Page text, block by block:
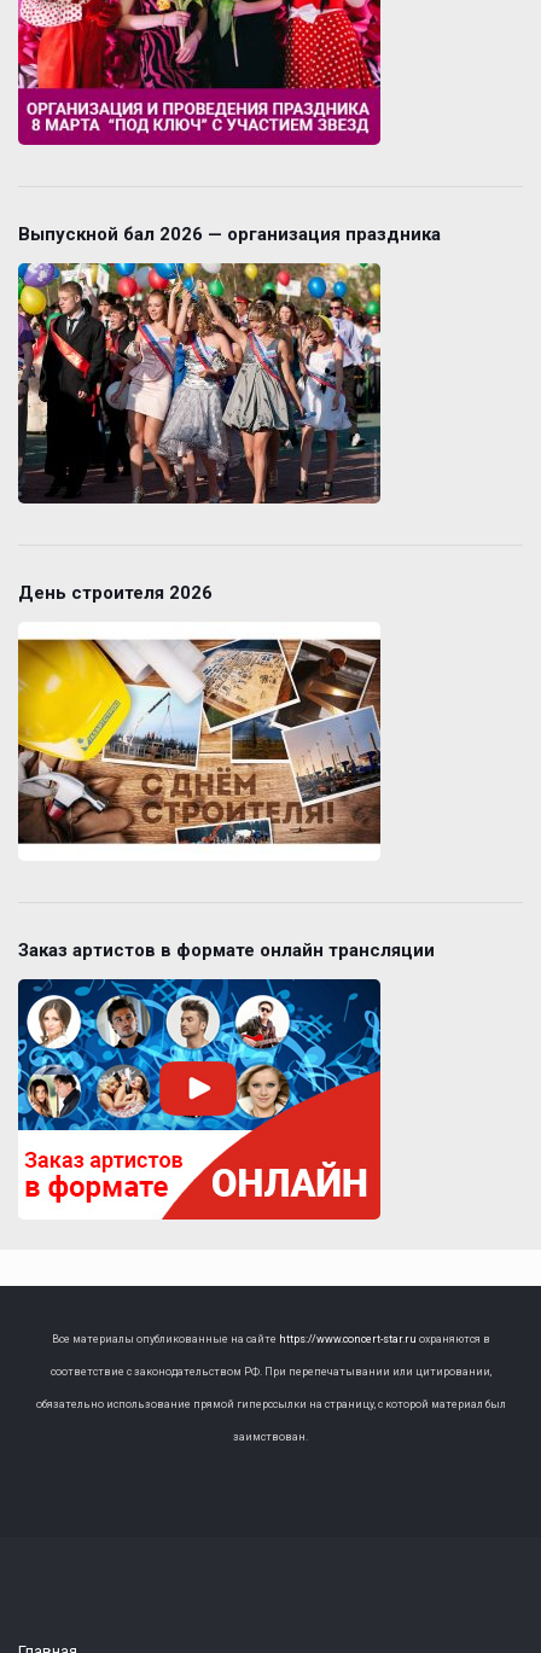
Выпускной бал 2026 — организация праздника
День строителя 2026
Заказ артистов в формате онлайн трансляции
Все материалы опубликованные на сайте https://www.concert-star.ru охраняются в
соответствие с законодательством РФ. При перепечатывании или цитировании,
обязательно использование прямой гиперссылки на страницу, с которой материал был
заимствован.